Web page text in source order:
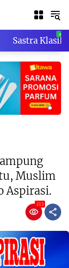
Sastra Klasik
Muslim
Aspirasi.
213